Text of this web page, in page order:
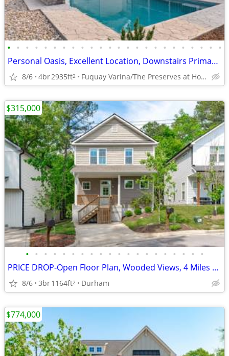
• • • • • • • • • • • • • • • • • • • • • • • •
Personal Oasis, Excellent Location, Downstairs Primary Suite
8/6 4br2935ft2 Fuquay Varina/The Preserves at Holland
• • • • • • • • • • • • • • • • • • • •
PRICE DROP-Open Floor Plan, Wooded Views, 4 Miles to DWTN Durham!
8/6 3br1164ft2 Durham
$315,000
$774,000